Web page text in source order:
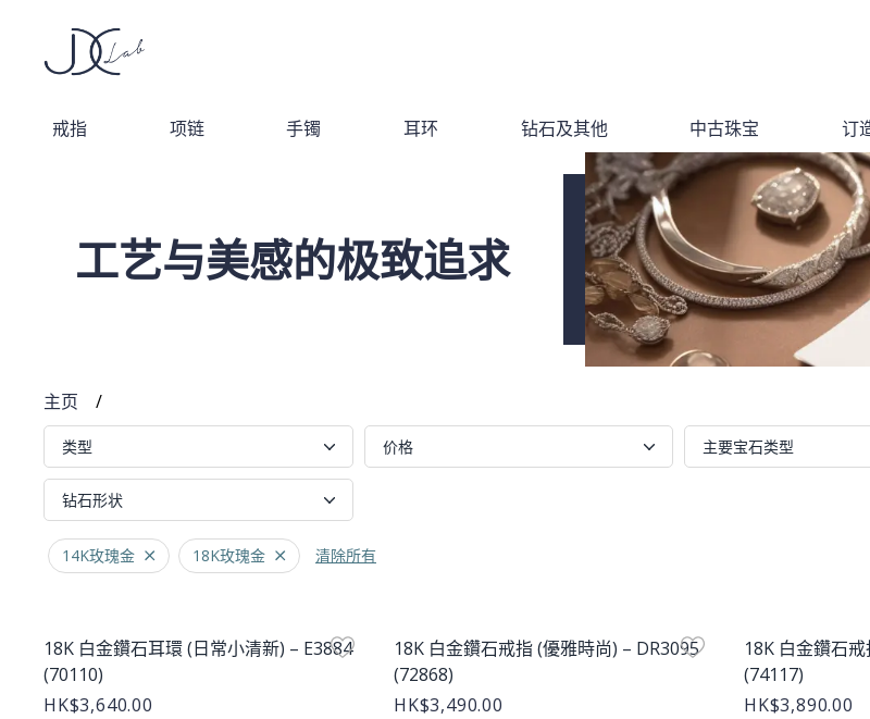
戒指 项链 手镯 耳环 钻石及其他 中古珠宝 订
工艺与美感的极致追求
主页 /
类型 价格 主要宝石类型
钻石形状
14K玫瑰金 18K玫瑰金 清除所有
Product Image
18K 白金鑽石耳環 (日常小清新) – E3884
(70110)
HK$3,640.00
Product Image
18K 白金鑽石戒指 (優雅時尚) – DR3095
(72868)
HK$3,490.00
Product Image
18K 白金鑽石
(74117)
HK$3,890.00